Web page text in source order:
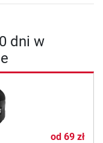
dni w
od 69 zł